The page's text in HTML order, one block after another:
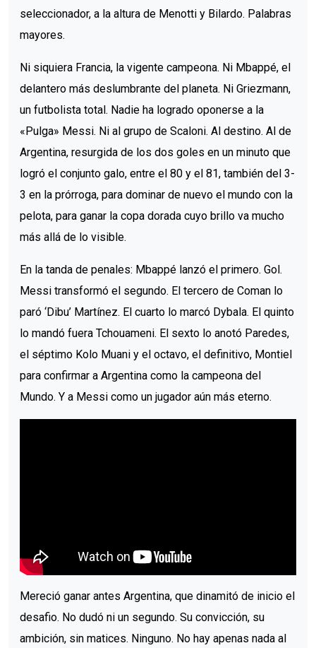
seleccionador, a la altura de Menotti y Bilardo. Palabras
mayores.
Ni siquiera Francia, la vigente campeona. Ni Mbappé, el
delantero más deslumbrante del planeta. Ni Griezmann,
un futbolista total. Nadie ha logrado oponerse a la
«Pulga» Messi. Ni al grupo de Scaloni. Al destino. Al de
Argentina, resurgida de los dos goles en un minuto que
logró el conjunto galo, entre el 80 y el 81, también del 3-
3 en la prórroga, para dominar de nuevo el mundo con la
pelota, para ganar la copa dorada cuyo brillo va mucho
más allá de lo visible.
En la tanda de penales: Mbappé lanzó el primero. Gol.
Messi transformó el segundo. El tercero de Coman lo
paró ‘Dibu’ Martínez. El cuarto lo marcó Dybala. El quinto
lo mandó fuera Tchouameni. El sexto lo anotó Paredes,
el séptimo Kolo Muani y el octavo, el definitivo, Montiel
para confirmar a Argentina como la campeona del
Mundo. Y a Messi como un jugador aún más eterno.
Mereció ganar antes Argentina, que dinamitó de inicio el
desafio. No dudó ni un segundo. Su convicción, su
ambición, sin matices. Ninguno. No hay apenas nada al